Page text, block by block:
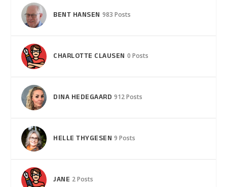
BENT HANSEN 983 Posts
CHARLOTTE CLAUSEN 0 Posts
DINA HEDEGAARD 912 Posts
HELLE THYGESEN 9 Posts
JANE 2 Posts